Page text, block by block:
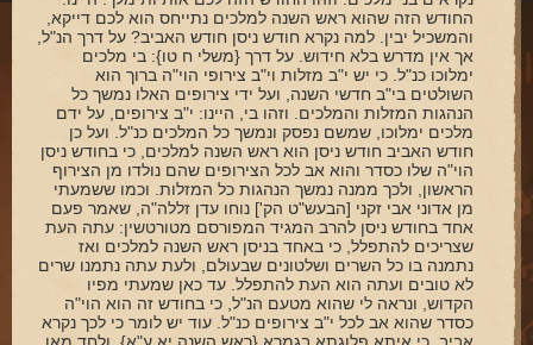
החודש הזה שהוא ראש השנה למלכים נתייחס הוא לכם דייקא,
והמשכיל יבין. למה נקרא חודש ניסן חודש האביב? על דרך הנ"ל,
אך אין מדרש בלא חידוש. על דרך {משלי ח טו}: בי מלכים
ימלוכו כנ"ל. כי יש י"ב מזלות וי"ב צירופי הוי"ה ברוך הוא
השולטים בי"ב חדשי השנה, ועל ידי צירופים האלו נמשך כל
הנהגות המזלות והמלכים. וזהו בי, היינו: י"ב צירופים, על ידם
מלכים ימלוכו, שמשם נפסק ונמשך כל המלכים כנ"ל. ועל כן
חודש האביב חודש ניסן הוא ראש השנה למלכים, כי בחודש ניסן
הוי"ה שלו כסדר והוא אב לכל הצירופים שהם נולדו מן הצירוף
הראשון, ולכך ממנה נמשך הנהגות כל המזלות. וכמו ששמעתי
מן אדוני אבי זקני [הבעש"ט הק'] נוחו עדן זללה"ה, שאמר פעם
אחד בחודש ניסן להרב המגיד המפורסם מטורטשין: עתה העת
שצריכים להתפלל, כי באחד בניסן ראש השנה למלכים ואז
נתמנה בו כל השרים ושלטונים שבעולם, ולעת עתה נתמנו שרים
לא טובים ועתה הוא העת להתפלל. עד כאן שמעתי מפיו
הקדוש, ונראה לי שהוא מטעם הנ"ל, כי בחודש זה הוא הוי"ה
כסדר שהוא אב לכל י"ב צירופים כנ"ל. עוד יש לומר כי לכך נקרא